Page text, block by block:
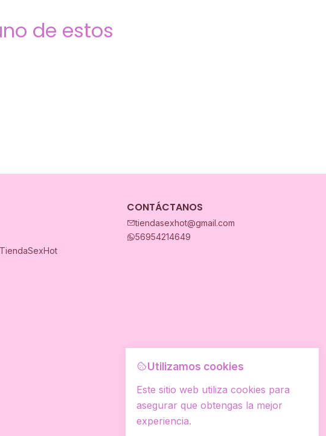
de estos
CONTÁCTANOS
tiendasexhot@gmail.com
56954214649
Utilizamos cookies
Este sitio web utiliza cookies para
asegurar que obtengas la mejor
experiencia.